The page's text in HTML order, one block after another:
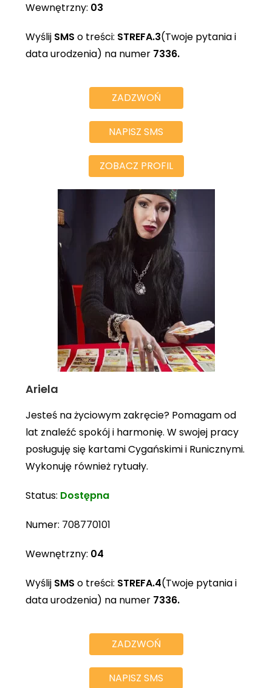
Wewnętrzny: 03
Wyślij SMS o treści: STREFA.3(Twoje pytania i
data urodzenia) na numer 7336.
ZADZWOŃ
NAPISZ SMS
ZOBACZ PROFIL
Ariela
Jesteś na życiowym zakręcie? Pomagam od
lat znaleźć spokój i harmonię. W swojej pracy
posługuję się kartami Cygańskimi i Runicznymi.
Wykonuję również rytuały.
Status: Dostępna
Numer: 708770101
Wewnętrzny: 04
Wyślij SMS o treści: STREFA.4(Twoje pytania i
data urodzenia) na numer 7336.
ZADZWOŃ
NAPISZ SMS